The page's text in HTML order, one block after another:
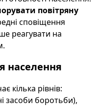
повітряну
сповіщення
реагувати на
населення
кілька рівнів:
засоби боротьби),